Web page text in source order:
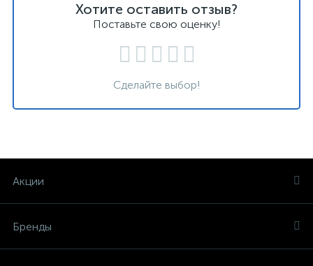
Хотите оставить отзыв?
Поставьте свою оценку!
Сделайте выбор!
Акции
Бренды